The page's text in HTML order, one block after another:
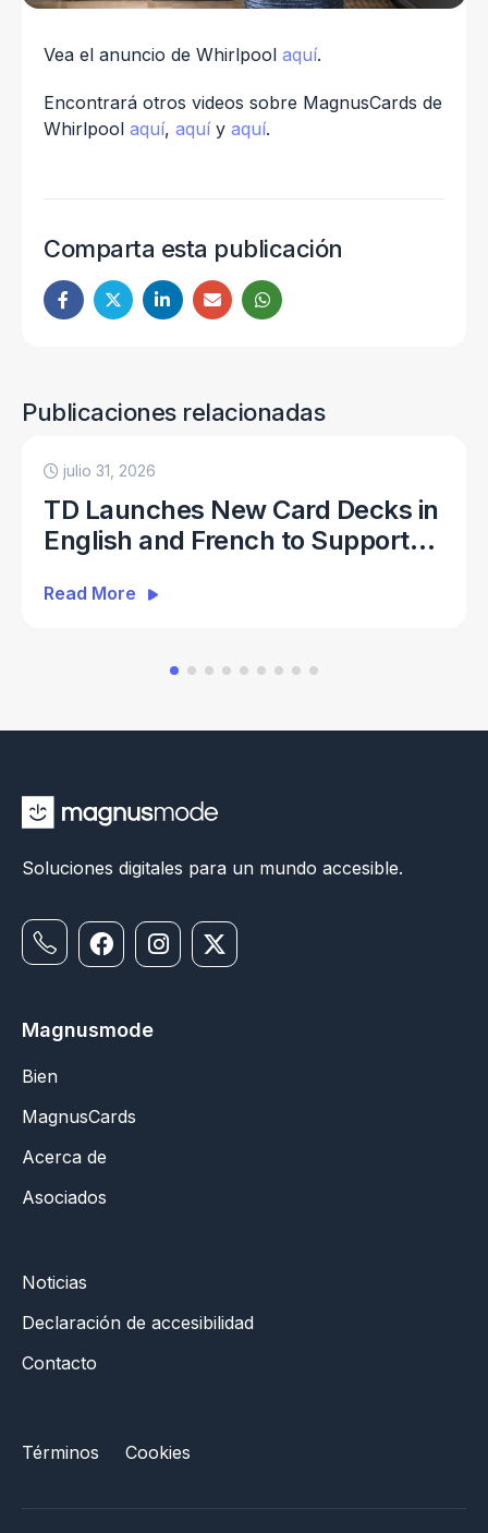
Vea el anuncio de Whirlpool aquí.
Encontrará otros videos sobre MagnusCards de
Whirlpool aquí, aquíy aquí.
Comparta esta publicación
Publicaciones relacionadas
julio 31, 2026
TD Launches New Card Decks in
English and French to Support
Read More
Soluciones digitales para un mundo accesible.
Magnusmode
Bien
MagnusCards
Acerca de
Asociados
Noticias
Declaración de accesibilidad
Contacto
Términos Cookies